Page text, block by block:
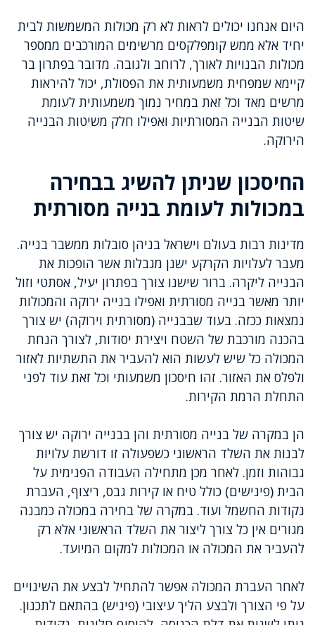
היום אנחנו יכולים לראות לא רק מכולות המשמשות לבית
יחיד אלא ממש קומפלקסים מרשימים המורכבים ממספר
מכולות הבנויות לאורך, לרוחב ולגובה. מדובר בפתרון בר
קיימא שמפחית משמעותית את הפסולת, יכול להיראות
מרשים מאד וכל זאת במחיר נמוך משמעותית לעומת
שיטות הבנייה המסורתיות ואפילו חלק משיטות הבנייה
הירוקה.
החיסכון שניתן להשיג בבחירה
במכולות לעומת בנייה מסורתית
מדינות רבות בעולם וישראל בניהן סובלות ממשבר בנייה.
מעבר לעלויות הקרקע ישנן מגבלות אשר הופכות את
הבנייה ליקרה. ברור שישנו צורך בפתרון יעיל, אסתטי וזול
יותר מאשר בנייה מסורתית ואפילו בנייה ירוקה והמכולות
נמצאות ככזה. בעוד שבבנייה (מסורתית וירוקה) יש צורך
בהכנה מורכבת של השטח ויצירת יסודות, לצורך הנחת
המכולה כל שיש לעשות הוא להעביר את התשתיות לאזור
ולפלס את האזור. זהו חיסכון משמעותי וכל זאת עוד לפני
התחלת הרמת הקירות.
הן במקרה של בנייה מסורתית והן בבנייה ירוקה יש צורך
לבנות את השלד הראשוני כשפעולה זו דורשת עלויות
גבוהות וזמן. לאחר מכן מתחילה העבודה הפנימית על
הבית (פינישים) כולל טיח או קירות גבס, ריצוף, העברת
נקודות החשמל ועוד. במקרה של בחירה במכולה כמבנה
מגורים אין כל צורך ליצור את השלד הראשוני אלא רק
להעביר את המכולה או המכולות למקום המיועד.
לאחר העברת המכולה אפשר להתחיל לבצע את השינויים
על פי הצורך ולבצע הליך עיצובי (פיניש) בהתאם לתכנון.